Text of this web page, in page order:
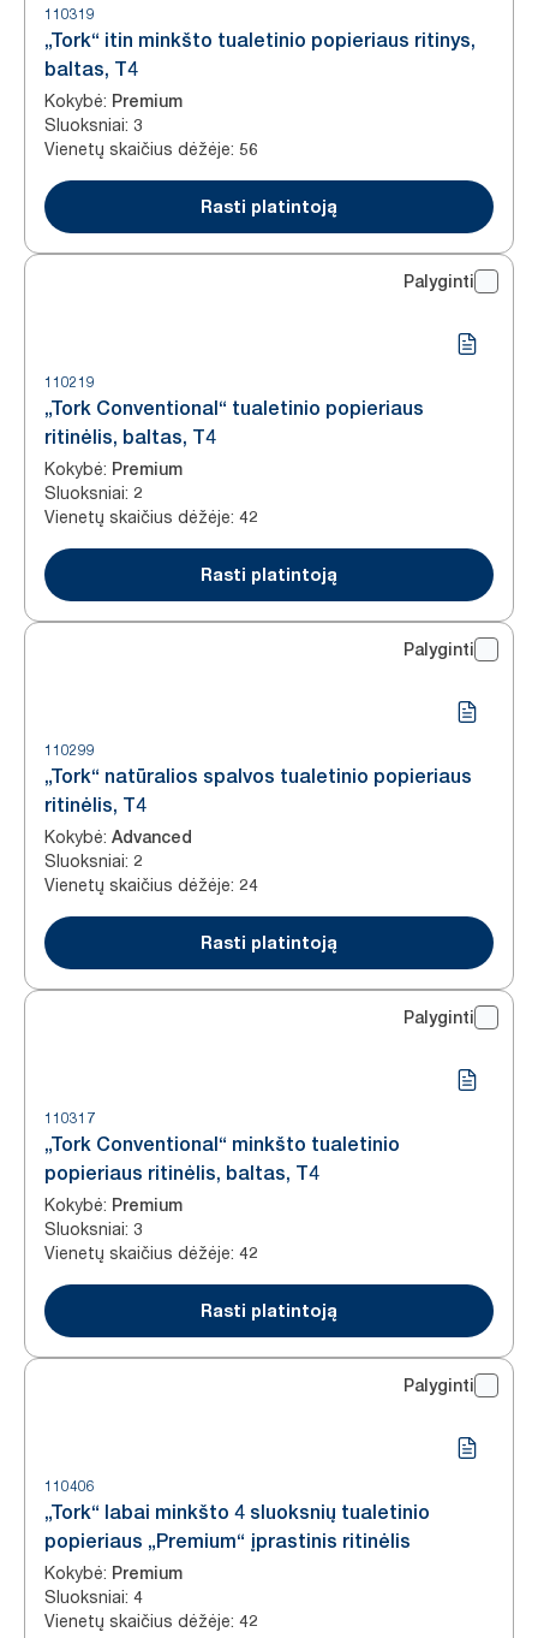
110319
„Tork“ itin minkšto tualetinio popieriaus ritinys,
baltas, T4
Kokybė: Premium
Sluoksniai: 3
Vienetų skaičius dėžėje: 56
Rasti platintoją
Palyginti
110219
„Tork Conventional“ tualetinio popieriaus
ritinėlis, baltas, T4
Kokybė: Premium
Sluoksniai: 2
Vienetų skaičius dėžėje: 42
Rasti platintoją
Palyginti
110299
„Tork“ natūralios spalvos tualetinio popieriaus
ritinėlis, T4
Kokybė: Advanced
Sluoksniai: 2
Vienetų skaičius dėžėje: 24
Rasti platintoją
Palyginti
110317
„Tork Conventional“ minkšto tualetinio
popieriaus ritinėlis, baltas, T4
Kokybė: Premium
Sluoksniai: 3
Vienetų skaičius dėžėje: 42
Rasti platintoją
Palyginti
110406
„Tork“ labai minkšto 4 sluoksnių tualetinio
popieriaus „Premium“ įprastinis ritinėlis
Kokybė: Premium
Sluoksniai: 4
Vienetų skaičius dėžėje: 42